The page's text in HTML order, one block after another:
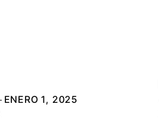
ENERO 1, 2025